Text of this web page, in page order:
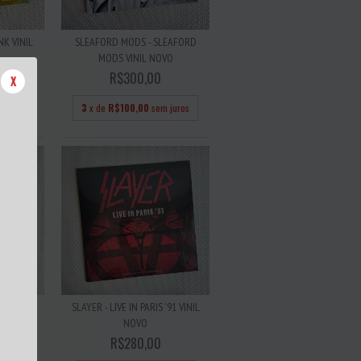
X
VINIL
SLEAFORD MODS - SLEAFORD
MODS VINIL NOVO
R$300,00
3 x de R$100,00 sem juros
VINIL
SLAYER - LIVE IN PARIS '91 VINIL
NOVO
R$280,00